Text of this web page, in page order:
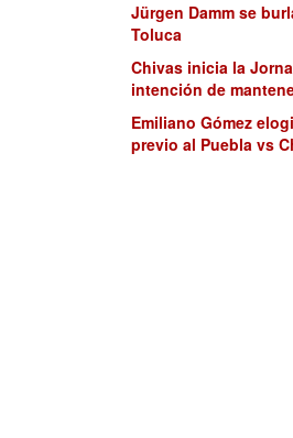
Jürgen Damm se
Toluca
Chivas inicia la
intención de
Emiliano Gómez
previo al Puebla vs